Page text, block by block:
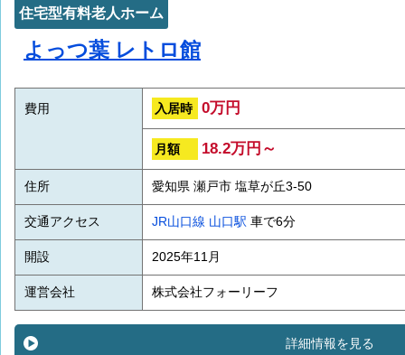
住宅型有料老人ホーム
よっつ葉 レトロ館
費用 入居時 0万円
月額 18.2万円～
住所 愛知県 瀬戸市 塩草が丘3-50
交通アクセス JR山口線 山口駅 車で6分
開設 2025年11月
運営会社 株式会社フォーリーフ
詳細情報を見る